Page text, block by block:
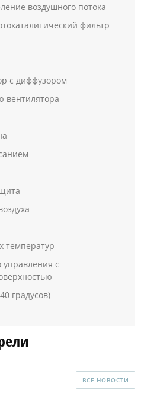
воздушного потока
фильтр
с диффузором
вентилятора
температур
управления с
градусов)
ВСЕ НОВОСТИ